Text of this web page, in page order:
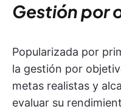
Gestión por
Popularizada por
la gestión por
metas realistas y
evaluar su